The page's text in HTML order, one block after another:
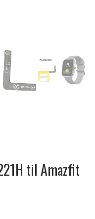
til Amazfit